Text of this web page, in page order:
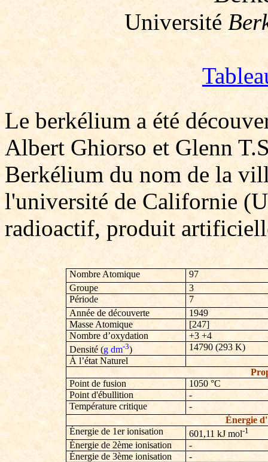
Université
Le berkélium a été
Albert Ghiorso et Glenn
Berkélium du nom de la
l'université de Californie
radioactif, produit
Nombre Atomique
97
Groupe
3
Période
7
Année de découverte
1949
Masse Atomique
[247]
Nombre d’oxydation
+3 +4
Densité (g dm-3) 14790 (293 K)
À l’état Naturel
Point de fusion
1050 °C
Point d'ébullition
-
Température critique
-
Énergie
Énergie de 1er ionisation
601,11 kJ mol-1
Énergie de 2ème ionisation
-
Énergie de 3ème ionisation
-